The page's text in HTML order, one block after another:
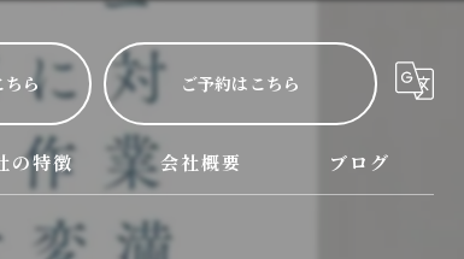
ちら ご予約はこちら
細
の特徴
ハウスクリーニング
会社概要 ブログ